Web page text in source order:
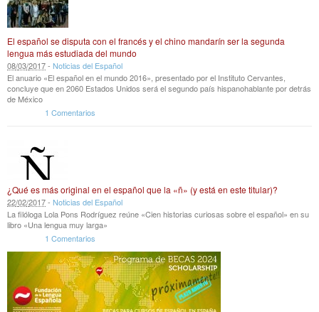
El español se disputa con el francés y el chino mandarín ser la segunda
lengua más estudiada del mundo
08/03/2017- Noticias del Español
El anuario «El español en el mundo 2016», presentado por el Instituto Cervantes,
concluye que en 2060 Estados Unidos será el segundo país hispanohablante por detrás
de México
1 Comentarios
¿Qué es más original en el español que la «ñ» (y está en este titular)?
22/02/2017- Noticias del Español
La filóloga Lola Pons Rodríguez reúne «Cien historias curiosas sobre el español» en su
libro «Una lengua muy larga»
1 Comentarios